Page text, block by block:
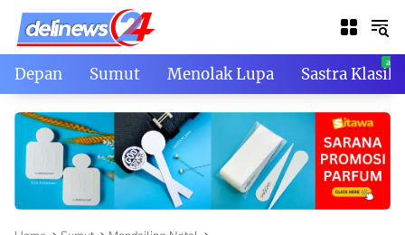
Skip
content
Depan Sumut Menolak Lupa Sastra Klasik